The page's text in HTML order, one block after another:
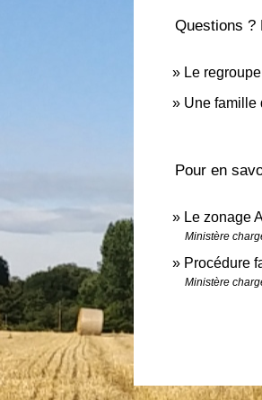
Questions ?
Le
Une famille
Pour en
Le zonage
Ministère
Procédure
Ministère